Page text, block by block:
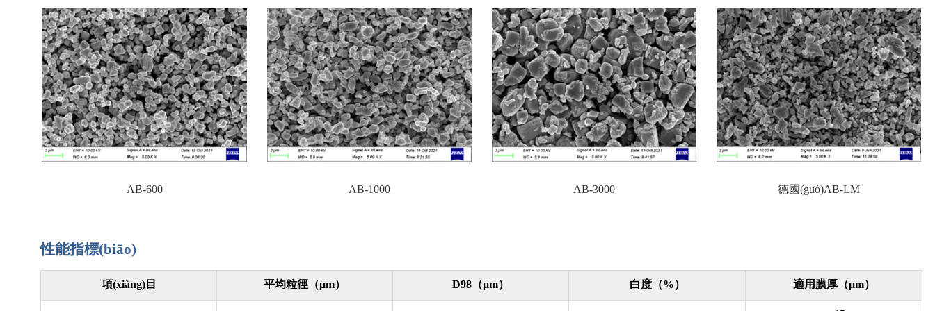
AB-600 AB-1000 AB-3000 德國(guó)AB-LM
性能指標(biāo)
項(xiàng)目 平均粒徑（μm） D98（μm） 白度（%） 適用膜厚（μm）